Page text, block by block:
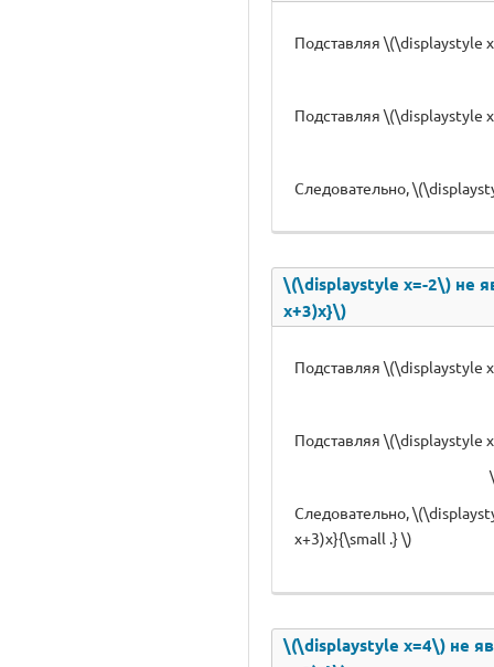
Подставляя \(\displaystyle
Подставляя \(\displaystyle
Следовательно,
\(\displaystyle x=-2\) не
x+3)x}\)
Подставляя \(\displaystyle
Подставляя \(\displaystyle
Следовательно,
x+3)x}{\small .} \)
\(\displaystyle x=4\) не